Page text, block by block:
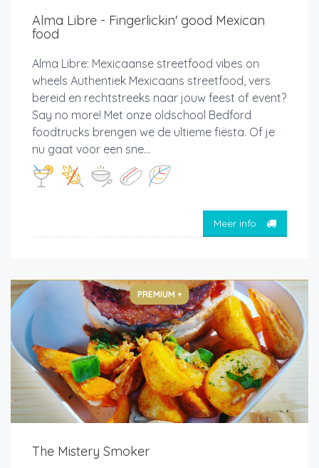
Alma Libre - Fingerlickin' good Mexican
food
Alma Libre: Mexicaanse streetfood vibes on
wheels Authentiek Mexicaans streetfood, vers
bereid en rechtstreeks naar jouw feest of event?
Say no more! Met onze oldschool Bedford
foodtrucks brengen we de ultieme fiësta. Of je
nu gaat voor een sne...
Meer info
PREMIUM +
The Mistery Smoker